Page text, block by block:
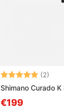
Note: (2)
Shimano Curado
€199